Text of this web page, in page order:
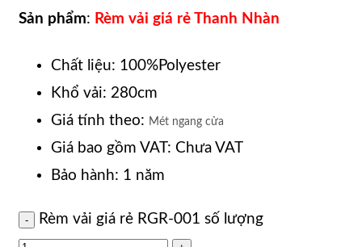
Sản phẩm: Rèm vải giá rẻ Thanh Nhàn
Chất liệu: 100%Polyester
Khổ vải: 280cm
Giá tính theo: Mét ngang cửa
Giá bao gồm VAT: Chưa VAT
Bảo hành: 1 năm
Rèm vải giá rẻ RGR-001 số lượng